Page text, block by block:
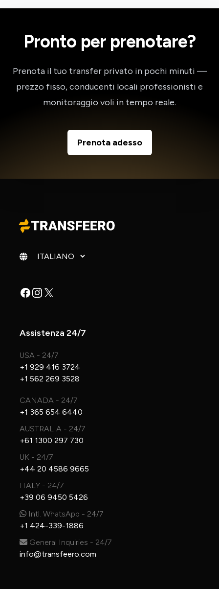
Pronto per prenotare?
Prenota il tuo transfer privato in pochi minuti —
prezzo fisso, conducenti locali professionisti e
monitoraggio voli in tempo reale.
Prenota adesso
Cambia lingua
Facebook
Instagram
X
Assistenza 24/7
USA - 24/7
+1 929 416 3724
+1 562 269 3528
CANADA - 24/7
+1 365 654 6440
AUSTRALIA - 24/7
+61 1300 297 730
UK - 24/7
+44 20 4586 9665
ITALY - 24/7
+39 06 9450 5426
Intl. WhatsApp - 24/7
+1 424-339-1886
General Inquiries - 24/7
info@transfeero.com